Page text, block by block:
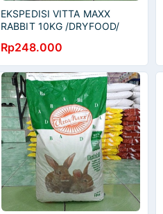
EKSPEDISI VITTA MAXX
RABBIT 10KG /DRYFOOD/
Rp248.000